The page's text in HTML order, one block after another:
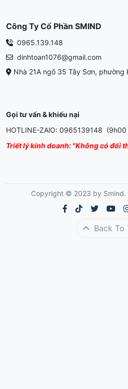
Công Ty Cổ Phần SMIND
0965.139.148
dinhtoan1076@gmail.com
Nhà 21A ngõ 35 Tây Sơn, phường
Gọi tư vấn & khiếu nại
HOTLINE-ZAlO: 0965139148
Triết lý kinh doanh: "Không có đối
Copyright © 2023 by Smind.
Back To